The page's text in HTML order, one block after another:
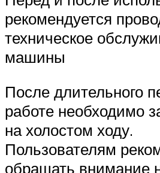
рекомендуется
техническое
машины
После длительного
работе необходимо
на холостом ходу.
Пользователям
обращать внимание